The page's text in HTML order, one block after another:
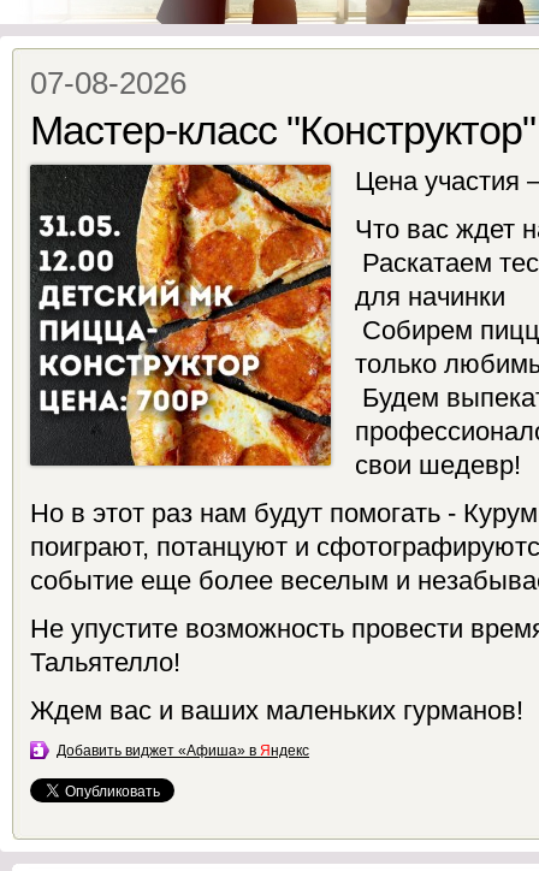
07-08-2026
Мастер-класс "Конструктор"
Цена участия
Что вас ждет
Раскатаем
для начинки
Собирем
только
Будем
свои шедевр!
Но в этот раз нам будут помогать -
поиграют, потанцуют и
событие еще более веселым и
Не упустите возможность провести
Тальятелло!
Ждем вас и ваших маленьких гурманов!
Добавить виджет «Афиша» в Яндекс